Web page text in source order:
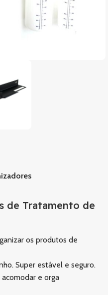
de Tratamento de
os produtos de
Super estável e seguro.
e orga